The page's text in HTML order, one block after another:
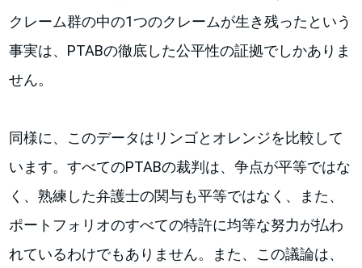
クレーム群の中の1つのクレームが生き残ったという
事実は、PTABの徹底した公平性の証拠でしかありま
せん。
同様に、このデータはリンゴとオレンジを比較して
います。すべてのPTABの裁判は、争点が平等ではな
く、熟練した弁護士の関与も平等ではなく、また、
ポートフォリオのすべての特許に均等な努力が払わ
れているわけでもありません。また、この議論は、